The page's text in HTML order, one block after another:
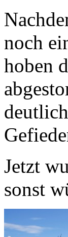
noch
hoben
Jetzt
sonst